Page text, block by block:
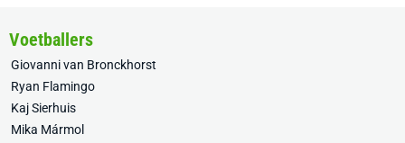
Voetballers
Giovanni van Bronckhorst
Ryan Flamingo
Kaj Sierhuis
Mika Mármol